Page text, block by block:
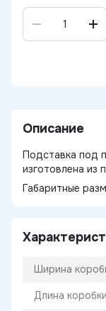
Описание
Подставка под
изготовлена из
Габаритные
Ширина
Длина коробки